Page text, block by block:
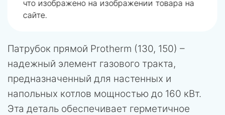
что изображено на изображении товара на
сайте.
Патрубок прямой Protherm (130, 150) –
надежный элемент газового тракта,
предназначенный для настенных и
напольных котлов мощностью до 160 кВт.
Эта деталь обеспечивает герметичное